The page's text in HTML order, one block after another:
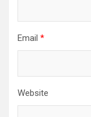
Email *
Website